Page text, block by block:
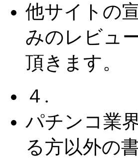
他サイトの
みのレビュ
頂きます。
４.
パチンコ業
る方以外の